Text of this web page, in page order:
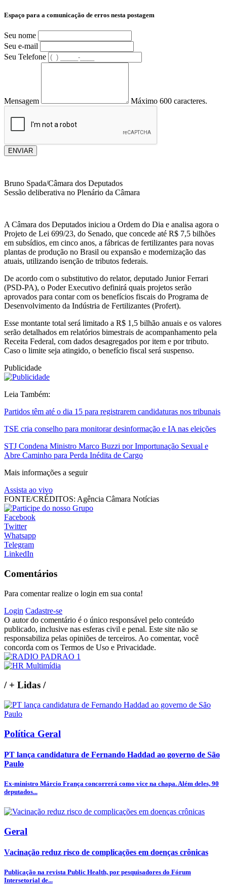
Espaço para a comunicação de erros nesta postagem
Seu nome
Seu e-mail
Seu Telefone
Mensagem Máximo 600 caracteres.
ENVIAR
Bruno Spada/Câmara dos Deputados
Sessão deliberativa no Plenário da Câmara
A Câmara dos Deputados iniciou a Ordem do Dia e analisa agora o
Projeto de Lei 699/23, do Senado, que concede até R$ 7,5 bilhões
em subsídios, em cinco anos, a fábricas de fertilizantes para novas
plantas de produção no Brasil ou expansão e modernização das
atuais, utilizando isenção de tributos federais.
De acordo com o substitutivo do relator, deputado Junior Ferrari
(PSD-PA), o Poder Executivo definirá quais projetos serão
aprovados para contar com os benefícios fiscais do Programa de
Desenvolvimento da Indústria de Fertilizantes (Profert).
Esse montante total será limitado a R$ 1,5 bilhão anuais e os valores
serão detalhados em relatórios bimestrais de acompanhamento pela
Receita Federal, com dados desagregados por item e por tributo.
Caso o limite seja atingido, o benefício fiscal será suspenso.
Publicidade
Leia Também:
Partidos têm até o dia 15 para registrarem candidaturas nos tribunais
TSE cria conselho para monitorar desinformação e IA nas eleições
STJ Condena Ministro Marco Buzzi por Importunação Sexual e
Abre Caminho para Perda Inédita de Cargo
Mais informações a seguir
Assista ao vivo
FONTE/CRÉDITOS: Agência Câmara Notícias
Facebook
Twitter
Whatsapp
Telegram
LinkedIn
Comentários
Para comentar realize o login em sua conta!
Login Cadastre-se
O autor do comentário é o único responsável pelo conteúdo
publicado, inclusive nas esferas civil e penal. Este site não se
responsabiliza pelas opiniões de terceiros. Ao comentar, você
concorda com os Termos de Uso e Privacidade.
/+ Lidas /
Política Geral
PT lança candidatura de Fernando Haddad ao governo de São
Paulo
Ex-ministro Márcio França concorrerá como vice na chapa. Além deles, 90
deputados...
Geral
Vacinação reduz risco de complicações em doenças crônicas
Publicação na revista Public Health, por pesquisadores do Fórum
Intersetorial de...